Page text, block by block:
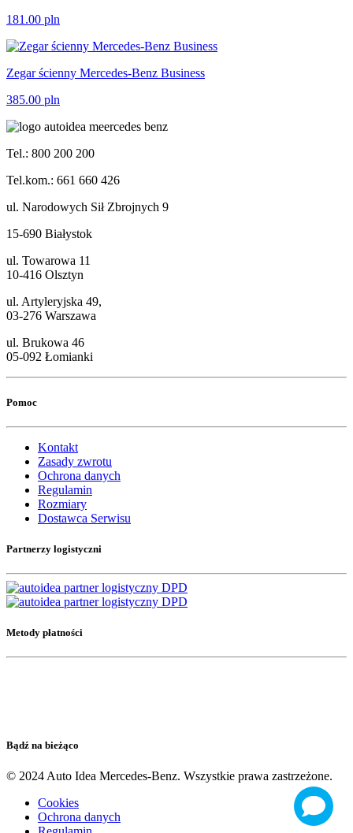
181.00 pln
Zegar ścienny Mercedes-Benz Business
385.00 pln
Tel.: 800 200 200
Tel.kom.: 661 660 426
ul. Narodowych Sił Zbrojnych 9
15-690 Białystok
ul. Towarowa 11
10-416 Olsztyn
ul. Artyleryjska 49,
03-276 Warszawa
ul. Brukowa 46
05-092 Łomianki
Pomoc
Kontakt
Zasady zwrotu
Ochrona danych
Regulamin
Rozmiary
Dostawca Serwisu
Partnerzy logistyczni
Metody płatności
Bądź na bieżąco
© 2024 Auto Idea Mercedes-Benz. Wszystkie prawa zastrzeżone.
Cookies
Ochrona danych